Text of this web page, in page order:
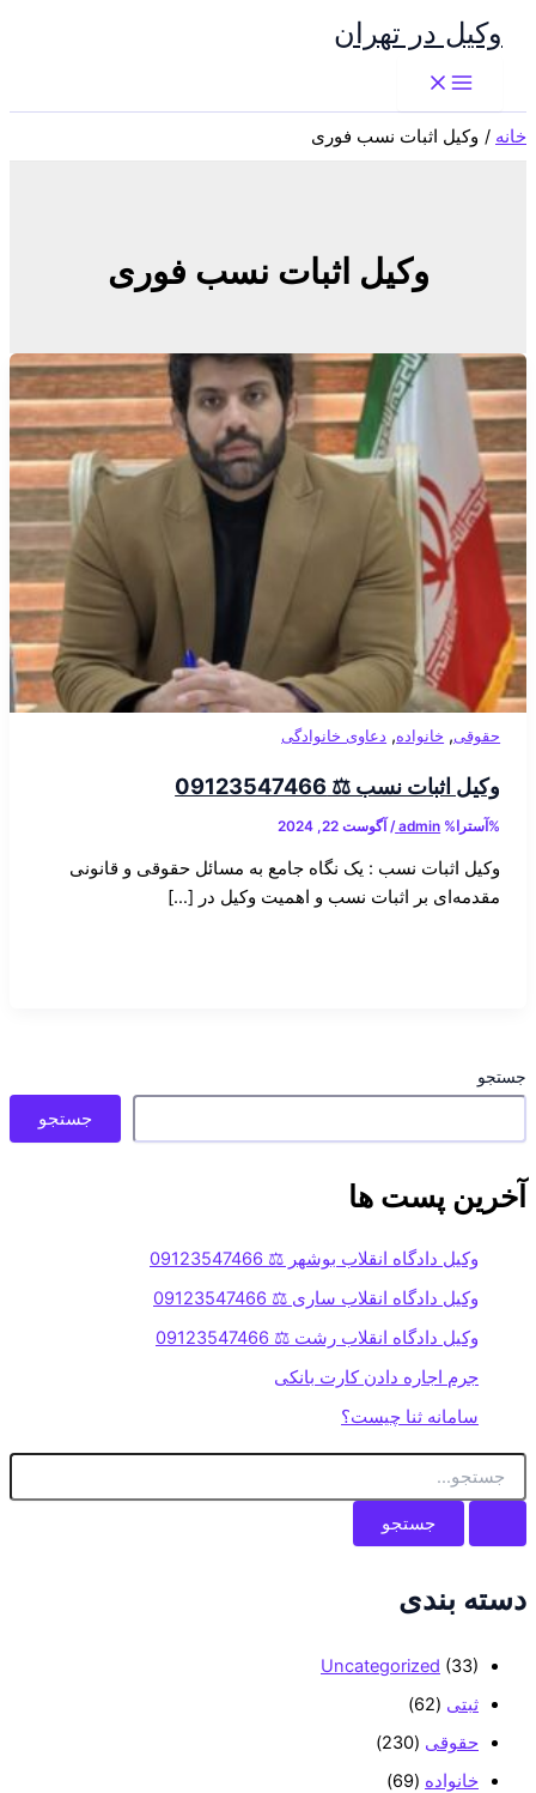
وکیل در تهران
خانه وکیل اثبات نسب فوری
وکیل اثبات نسب فوری
حقوقی, خانواده, دعاوی خانوادگی
وکیل اثبات نسب ⚖️ 09123547466
%آسترا% admin
/ آگوست 22, 2024
وکیل اثبات نسب : یک نگاه جامع به مسائل حقوقی و قانونی
مقدمه‌ای بر اثبات نسب و اهمیت وکیل در […]
جستجو
جستجو
آخرین پست ها
وکیل دادگاه انقلاب بوشهر ⚖️ 09123547466
وکیل دادگاه انقلاب ساری ⚖️ 09123547466
وکیل دادگاه انقلاب رشت ⚖️ 09123547466
جرم اجاره دادن کارت بانکی
سامانه ثنا چیست؟
ج
ت
ر
دسته بندی
Uncategorized (33)
ثبتی (62)
حقوقی (230)
خانواده (69)